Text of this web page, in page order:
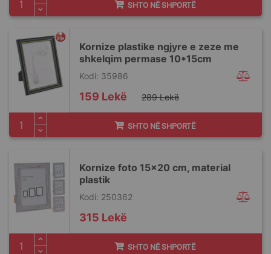
SHTO NË SHPORTË
Kornize plastike ngjyre e zeze me
shkelqim permase 10*15cm
Kodi: 35986
Special
Price
159 Lekë 289 Lekë
SHTO NË SHPORTË
Kornize foto 15x20 cm, material
plastik
Kodi: 250362
315 Lekë
SHTO NË SHPORTË